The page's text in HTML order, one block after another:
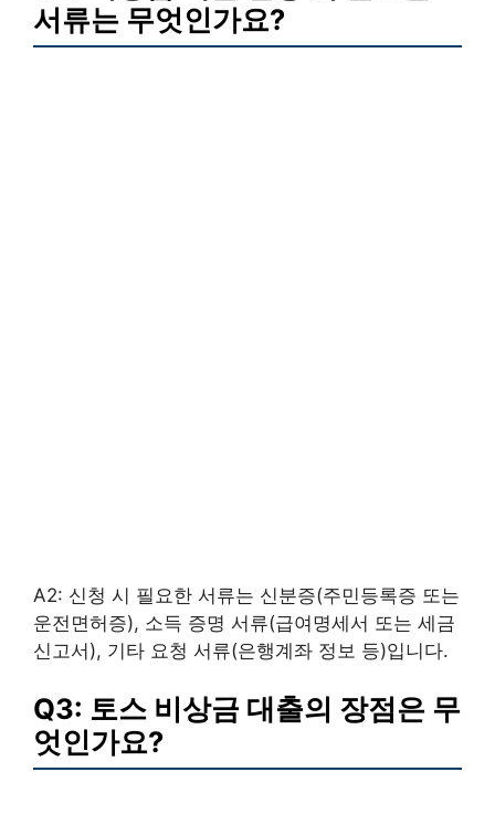
서류는 무엇인가요?
A2: 신청 시 필요한 서류는 신분증(주민등록증 또는
운전면허증), 소득 증명 서류(급여명세서 또는 세금
신고서), 기타 요청 서류(은행계좌 정보 등)입니다.
Q3: 토스 비상금 대출의 장점은 무
엇인가요?